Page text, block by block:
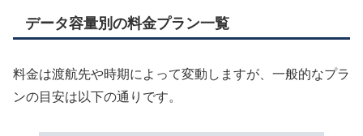
データ容量別の料金プラン一覧
料金は渡航先や時期によって変動しますが、一般的なプラ
ンの目安は以下の通りです。